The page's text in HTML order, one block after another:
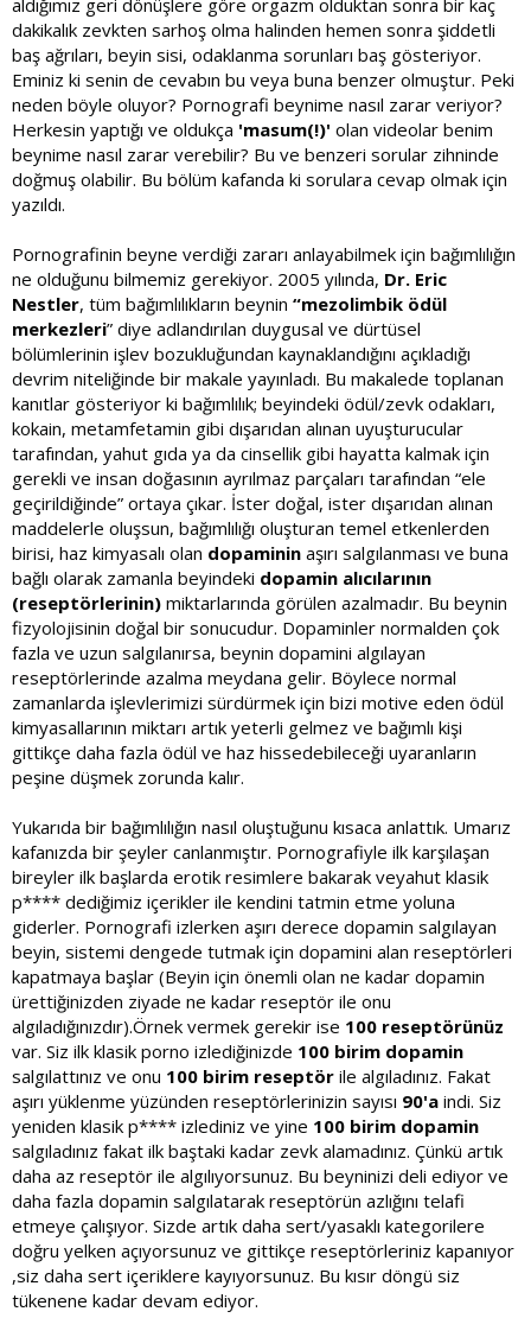
aldığımız geri dönüşlere göre orgazm olduktan sonra bir kaç
dakikalık zevkten sarhoş olma halinden hemen sonra şiddetli
baş ağrıları, beyin sisi, odaklanma sorunları baş gösteriyor.
Eminiz ki senin de cevabın bu veya buna benzer olmuştur. Peki
neden böyle oluyor? Pornografi beynime nasıl zarar veriyor?
Herkesin yaptığı ve oldukça 'masum(!)' olan videolar benim
beynime nasıl zarar verebilir? Bu ve benzeri sorular zihninde
doğmuş olabilir. Bu bölüm kafanda ki sorulara cevap olmak için
yazıldı.
Pornografinin beyne verdiği zararı anlayabilmek için bağımlılığın
ne olduğunu bilmemiz gerekiyor. 2005 yılında, Dr. Eric
Nestler, tüm bağımlılıkların beynin “mezolimbik ödül
merkezleri” diye adlandırılan duygusal ve dürtüsel
bölümlerinin işlev bozukluğundan kaynaklandığını açıkladığı
devrim niteliğinde bir makale yayınladı. Bu makalede toplanan
kanıtlar gösteriyor ki bağımlılık; beyindeki ödül/zevk odakları,
kokain, metamfetamin gibi dışarıdan alınan uyuşturucular
tarafından, yahut gıda ya da cinsellik gibi hayatta kalmak için
gerekli ve insan doğasının ayrılmaz parçaları tarafından “ele
geçirildiğinde” ortaya çıkar. İster doğal, ister dışarıdan alınan
maddelerle oluşsun, bağımlılığı oluşturan temel etkenlerden
birisi, haz kimyasalı olan dopaminin aşırı salgılanması ve buna
bağlı olarak zamanla beyindeki dopamin alıcılarının
(reseptörlerinin) miktarlarında görülen azalmadır. Bu beynin
fizyolojisinin doğal bir sonucudur. Dopaminler normalden çok
fazla ve uzun salgılanırsa, beynin dopamini algılayan
reseptörlerinde azalma meydana gelir. Böylece normal
zamanlarda işlevlerimizi sürdürmek için bizi motive eden ödül
kimyasallarının miktarı artık yeterli gelmez ve bağımlı kişi
gittikçe daha fazla ödül ve haz hissedebileceği uyaranların
peşine düşmek zorunda kalır.
Yukarıda bir bağımlılığın nasıl oluştuğunu kısaca anlattık. Umarız
kafanızda bir şeyler canlanmıştır. Pornografiyle ilk karşılaşan
bireyler ilk başlarda erotik resimlere bakarak veyahut klasik
p**** dediğimiz içerikler ile kendini tatmin etme yoluna
giderler. Pornografi izlerken aşırı derece dopamin salgılayan
beyin, sistemi dengede tutmak için dopamini alan reseptörleri
kapatmaya başlar (Beyin için önemli olan ne kadar dopamin
ürettiğinizden ziyade ne kadar reseptör ile onu
algıladığınızdır).Örnek vermek gerekir ise 100 reseptörünüz
var. Siz ilk klasik porno izlediğinizde 100 birim dopamin
salgılattınız ve onu 100 birim reseptör ile algıladınız. Fakat
aşırı yüklenme yüzünden reseptörlerinizin sayısı 90'a indi. Siz
yeniden klasik p**** izlediniz ve yine 100 birim dopamin
salgıladınız fakat ilk baştaki kadar zevk alamadınız. Çünkü artık
daha az reseptör ile algılıyorsunuz. Bu beyninizi deli ediyor ve
daha fazla dopamin salgılatarak reseptörün azlığını telafi
etmeye çalışıyor. Sizde artık daha sert/yasaklı kategorilere
doğru yelken açıyorsunuz ve gittikçe reseptörleriniz kapanıyor
,siz daha sert içeriklere kayıyorsunuz. Bu kısır döngü siz
tükenene kadar devam ediyor.